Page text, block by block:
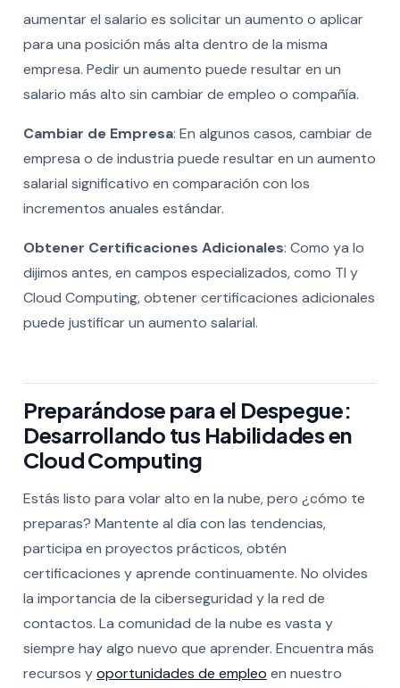
aumentar el salario es solicitar un aumento o aplicar
para una posición más alta dentro de la misma
empresa. Pedir un aumento puede resultar en un
salario más alto sin cambiar de empleo o compañía.
Cambiar de Empresa: En algunos casos, cambiar de
empresa o de industria puede resultar en un aumento
salarial significativo en comparación con los
incrementos anuales estándar.
Obtener Certificaciones Adicionales: Como ya lo
dijimos antes, en campos especializados, como TI y
Cloud Computing, obtener certificaciones adicionales
puede justificar un aumento salarial.
Preparándose para el Despegue:
Desarrollando tus Habilidades en
Cloud Computing
Estás listo para volar alto en la nube, pero ¿cómo te
preparas? Mantente al día con las tendencias,
participa en proyectos prácticos, obtén
certificaciones y aprende continuamente. No olvides
la importancia de la ciberseguridad y la red de
contactos. La comunidad de la nube es vasta y
siempre hay algo nuevo que aprender. Encuentra más
recursos yoportunidades de empleo en nuestro